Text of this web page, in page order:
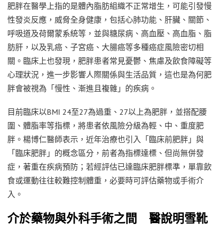
肥胖在醫學上指的是體內脂肪組織不正常增生，可能引發慢
性發炎反應，威脅全身健康，包括心肺功能、肝臟、關節、
呼吸道及荷爾蒙系統等，並與糖尿病、高血壓、高血脂、脂
肪肝，以及乳癌、子宮癌、大腸癌等多種癌症風險密切相
關。臨床上也發現，肥胖患者常見憂鬱、焦慮及飲食障礙等
心理狀況，進一步影響人際關係與生活品質，這也是為何肥
胖會被視為「慢性、漸進且複雜」的疾病。
目前臨床以BMI 24至27為過重、27以上為肥胖，並搭配腰
圍、體脂率等指標，將患者依風險分級為輕、中、重度肥
胖。楊博仁醫師表示，近年治療也引入「臨床前肥胖」與
「臨床肥胖」的概念區分，前者為指標達標、但尚無併發
症，著重在疾病預防；若經評估已達臨床肥胖標準，單靠飲
食或運動往往較難控制體重，必要時可評估藥物或手術介
入。
介於藥物與外科手術之間 醫說明雪靴